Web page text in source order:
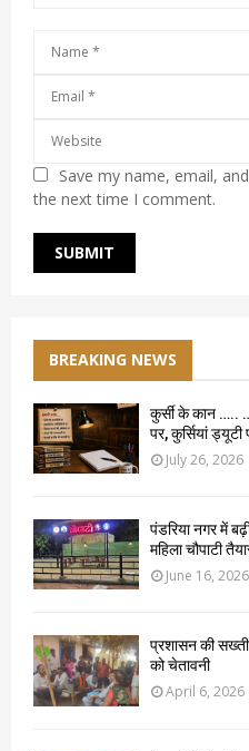
Save my name, email,
the next time I comment.
BREAKING NEWS
कुर्सी के कान …..
पर, कुर्सियां ड्यूटी
July 26, 2026
पंडरिया नगर में
महिला चौपाटी
June 16, 2026
प्रशासन की
को चेतावनी
April 6, 2026